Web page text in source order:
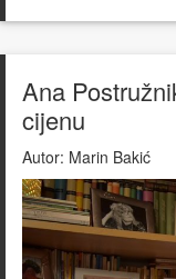
Ana
cijenu
Autor: Marin Bakić